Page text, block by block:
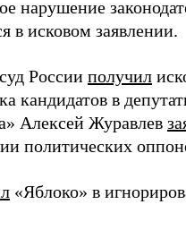
нарушение
в исковом заявлении.
России получил
кандидатов в
Алексей Журавлев
политических
«Яблоко» в